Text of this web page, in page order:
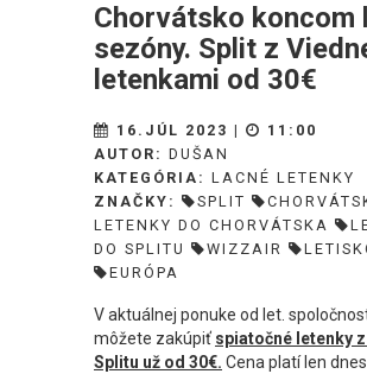
Chorvátsko koncom
sezóny. Split z
letenkami od 30€
16.JÚL 2023 |
11:00
AUTOR: DUŠAN
KATEGÓRIA: LACNÉ LETENKY
ZNAČKY:
SPLIT
LETENKY DO CHORVÁTSKA
DO SPLITU
WIZZAIR
EURÓPA
V aktuálnej ponuke od let.
môžete zakúpiť spiatočné letenky
Splitu už od 30€. Cena platí len